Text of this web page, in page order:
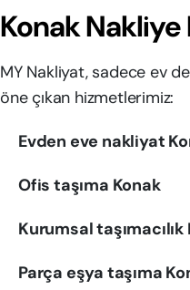
Konak
MY Nakliyat, sadece ev
öne çıkan hizmetlerimiz:
Evden eve nakliyat
Ofis taşıma Konak
Kurumsal taşımacılık
Parça eşya taşıma